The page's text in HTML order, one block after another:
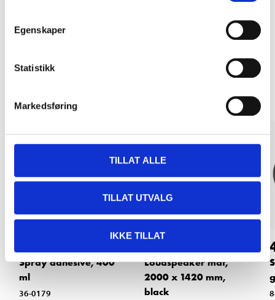
Egenskaper
Statistikk
Markedsføring
TILLAT ALLE
TILLAT UTVALG
IKKE TILLAT
Other customers also bought
Spray adhesive, 400
ml
36-0179
Loudspeaker mat,
2000 x 1420 mm,
black